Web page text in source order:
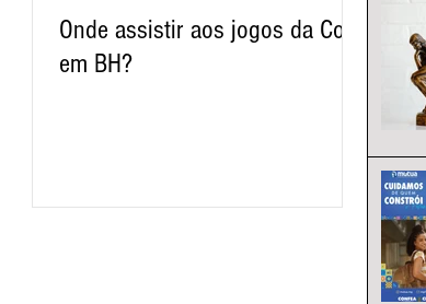
Onde assistir aos jogos da Copa
em BH?